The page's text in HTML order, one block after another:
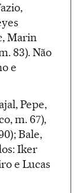
Marin
83). Não
e
Pepe,
m. 67),
Bale,
Iker
e Lucas